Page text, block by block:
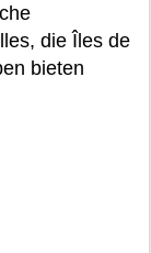
die Îles de
bieten